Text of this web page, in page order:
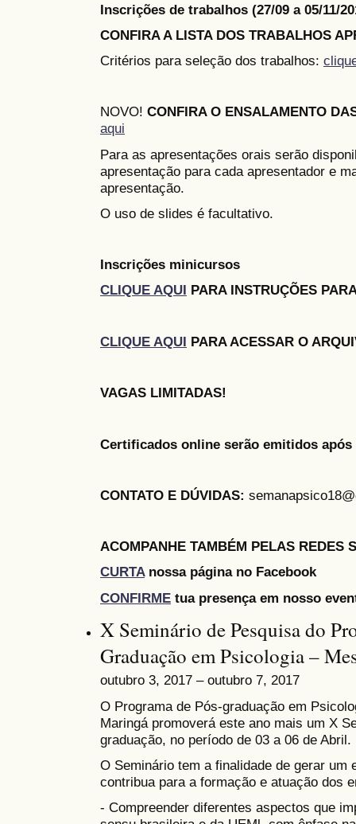
Inscrições de trabalhos (27/09 a 05/11/
CONFIRA A LISTA DOS TRABALHOS
Critérios para seleção dos trabalhos:
NOVO! CONFIRA O ENSALAMENTO
aqui
Para as apresentações orais serão
apresentação para cada apresentador e
apresentação.
O uso de slides é facultativo.
Inscrições minicursos
CLIQUE AQUI PARA INSTRUÇÕES
CLIQUE AQUI PARA ACESSAR O
VAGAS LIMITADAS!
Certificados online serão emitidos após
CONTATO E DÚVIDAS:
ACOMPANHE TAMBÉM PELAS REDES
CURTAnossa página no Facebook
CONFIRME tua presença em nosso
X Seminário de Pesquisa do
Graduação em Psicologia –
outubro 3, 2017 – outubro 7, 2017
O Programa de Pós-graduação em
Maringá promoverá este ano mais um X
graduação, no período de 03 a 06 de Abril.
O Seminário tem a finalidade de gerar
contribua para a formação e atuação dos
- Compreender diferentes aspectos que